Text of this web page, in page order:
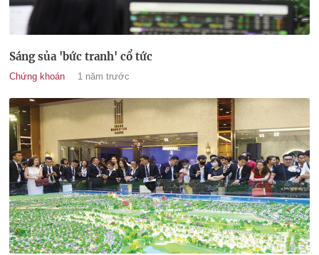
Sáng sủa 'bức tranh' cổ tức
Chứng khoán 1 năm trước